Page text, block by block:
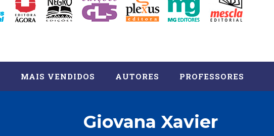
MAIS VENDIDOS AUTORES PROFESSORES
Giovana Xavier